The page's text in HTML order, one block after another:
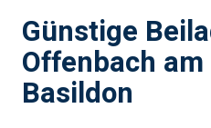
Günstige
Offenbach
Basildon